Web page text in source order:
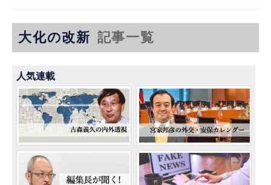
大化の改新 記事一覧
人気連載